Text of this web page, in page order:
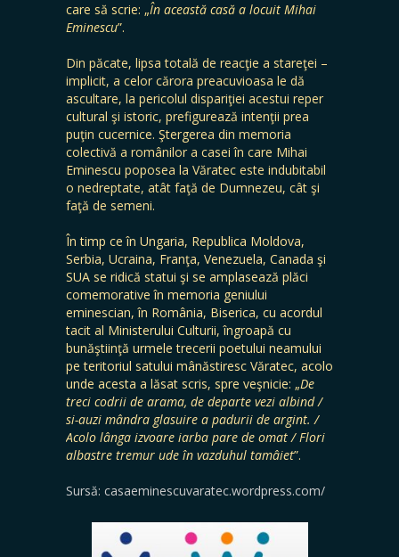
care să scrie: „În această casă a locuit Mihai
Eminescu”.
Din păcate, lipsa totală de reacţie a stareţei –
implicit, a celor cărora preacuvioasa le dă
ascultare, la pericolul dispariţiei acestui reper
cultural şi istoric, prefigurează intenţii prea
puţin cucernice. Ştergerea din memoria
colectivă a românilor a casei în care Mihai
Eminescu poposea la Văratec este indubitabil
o nedreptate, atât faţă de Dumnezeu, cât şi
faţă de semeni.
În timp ce în Ungaria, Republica Moldova,
Serbia, Ucraina, Franţa, Venezuela, Canada şi
SUA se ridică statui şi se amplasează plăci
comemorative în memoria geniului
eminescian, în România, Biserica, cu acordul
tacit al Ministerului Culturii, îngroapă cu
bunăştiinţă urmele trecerii poetului neamului
pe teritoriul satului mânăstiresc Văratec, acolo
unde acesta a lăsat scris, spre veşnicie: „De
treci codrii de arama, de departe vezi albind /
si-auzi mândra glasuire a padurii de argint. /
Acolo lânga izvoare iarba pare de omat / Flori
albastre tremur ude în vazduhul tamâiet”.
Sursă: casaeminescuvaratec.wordpress.com/